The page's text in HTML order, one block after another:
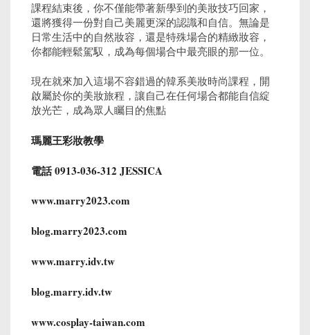
課程結束後，你不僅能帶著新學到的美妝技巧回家，
還將獲得一份對自己美麗更深的認識和自信。無論是
日常生活中的自然妝容，還是特殊場合的精緻妝容，
你都能輕鬆駕馭，成為每個場合中最亮眼的那一位。
現在就來加入這場不容錯過的韓系美妝時尚課程，開
啟屬於你的美妝旅程，讓自己在任何場合都能自信綻
放光芒，成為眾人矚目的焦點
瑪麗王彩妝教學
電話 0913-036-312 JESSICA
www.marry2023.com
blog.marry2023.com
www.marry.idv.tw
blog.marry.idv.tw
www.cosplay-taiwan.com